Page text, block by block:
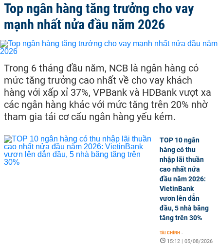
Top ngân hàng tăng trưởng cho vay
mạnh nhất nửa đầu năm 2026
Trong 6 tháng đầu năm, NCB là ngân hàng có
mức tăng trưởng cao nhất về cho vay khách
hàng với xấp xỉ 37%, VPBank và HDBank vượt xa
các ngân hàng khác với mức tăng trên 20% nhờ
tham gia tái cơ cấu ngân hàng yếu kém.
TOP 10 ngân
hàng có thu
nhập lãi thuần
cao nhất nửa
đầu năm 2026:
VietinBank
vươn lên dẫn
đầu, 5 nhà băng
tăng trên 30%
TÀI CHÍNH -
15:12 | 05/08/2026